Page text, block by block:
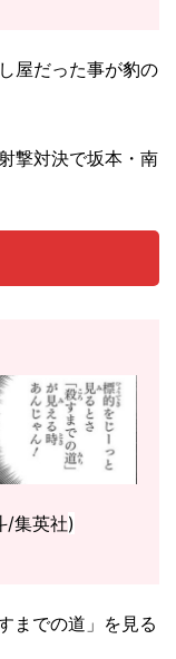
屋だった事が豹の
撃対決で坂本・南
/集英社)
までの道」を見る